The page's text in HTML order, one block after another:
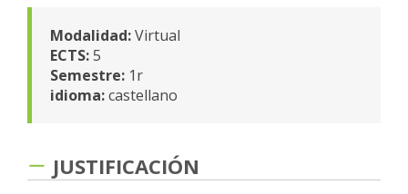
Modalidad:Virtual
ECTS:5
Semestre: 1r
idioma:castellano
JUSTIFICACIÓN